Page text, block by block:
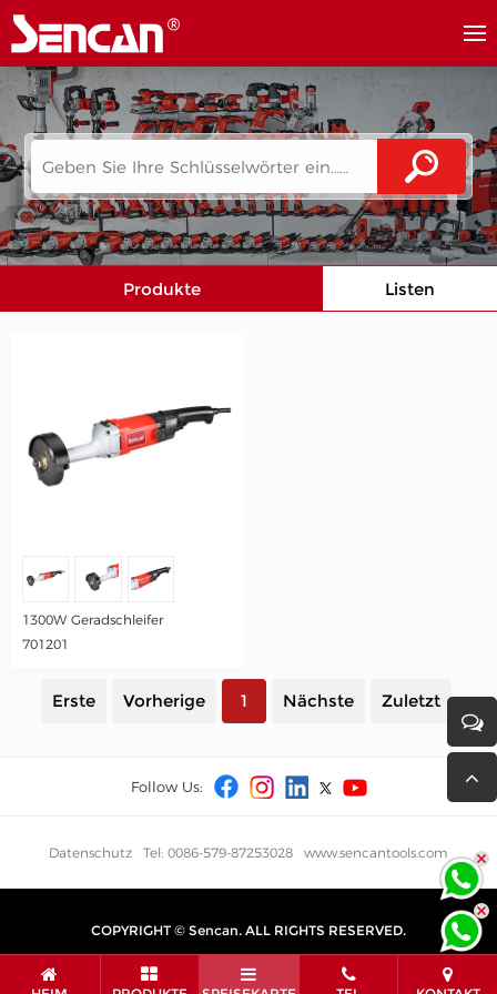
Produkte Listen
1300W Geradschleifer
701201
Erste Vorherige 1 Nächste Zuletzt
Follow Us:
Datenschutz Tel: 0086-579-87253028 www.sencantools.com
COPYRIGHT © Sencan. ALL RIGHTS RESERVED.